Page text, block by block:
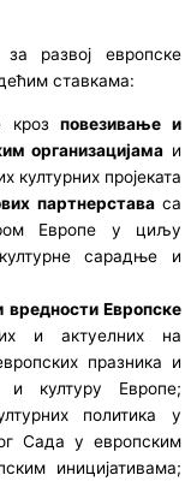
развој европске
ставкама:
крозповезивање и
организацијама и
културних пројеката
партнерставаса
Европе у циљу
сарадње и
вредности Европске
и актуелних на
празника и
и културу Европе;
политика у
Сада у европским
иницијативама;